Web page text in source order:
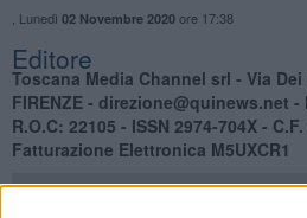
Lunedì 02 Novembre 2020ore 17:38
Editore
Toscana Media Channel srl - Via
FIRENZE - direzione@quinews.net
R.O.C: 22105 - ISSN 2974-704X -
Fatturazione Elettronica M5UXCR1